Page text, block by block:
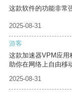
这款软件的功能非常
2025-08-31
游客
这款加速器VPM应用
助你在网络上自由移
2025-08-31